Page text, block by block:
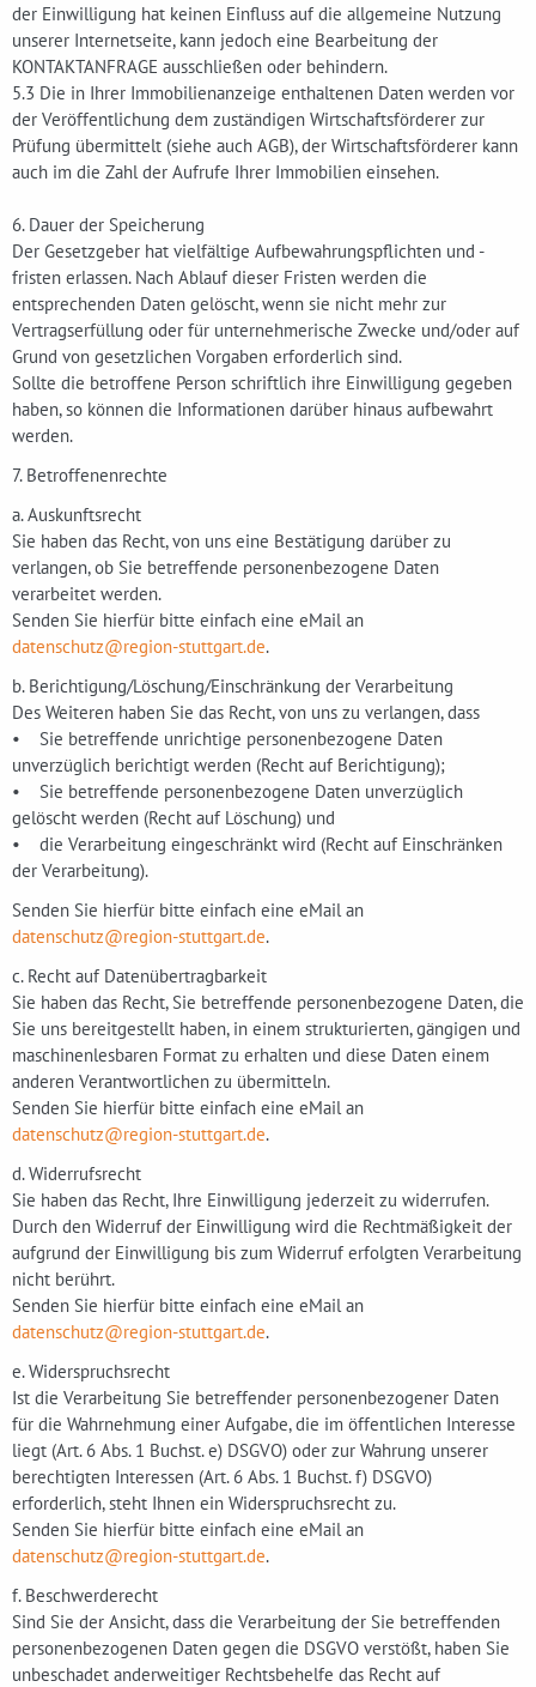
der Einwilligung hat keinen Einfluss auf die allgemeine Nutzung
unserer Internetseite, kann jedoch eine Bearbeitung der
KONTAKTANFRAGE ausschließen oder behindern.
5.3 Die in Ihrer Immobilienanzeige enthaltenen Daten werden vor
der Veröffentlichung dem zuständigen Wirtschaftsförderer zur
Prüfung übermittelt (siehe auch AGB), der Wirtschaftsförderer kann
auch im die Zahl der Aufrufe Ihrer Immobilien einsehen.
6. Dauer der Speicherung
Der Gesetzgeber hat vielfältige Aufbewahrungspflichten und -
fristen erlassen. Nach Ablauf dieser Fristen werden die
entsprechenden Daten gelöscht, wenn sie nicht mehr zur
Vertragserfüllung oder für unternehmerische Zwecke und/oder auf
Grund von gesetzlichen Vorgaben erforderlich sind.
Sollte die betroffene Person schriftlich ihre Einwilligung gegeben
haben, so können die Informationen darüber hinaus aufbewahrt
werden.
7. Betroffenenrechte
a. Auskunftsrecht
Sie haben das Recht, von uns eine Bestätigung darüber zu
verlangen, ob Sie betreffende personenbezogene Daten
verarbeitet werden.
Senden Sie hierfür bitte einfach eine eMail an
datenschutz@region-stuttgart.de.
b. Berichtigung/Löschung/Einschränkung der Verarbeitung
Des Weiteren haben Sie das Recht, von uns zu verlangen, dass
• Sie betreffende unrichtige personenbezogene Daten
unverzüglich berichtigt werden (Recht auf Berichtigung);
• Sie betreffende personenbezogene Daten unverzüglich
gelöscht werden (Recht auf Löschung) und
• die Verarbeitung eingeschränkt wird (Recht auf Einschränken
der Verarbeitung).
Senden Sie hierfür bitte einfach eine eMail an
datenschutz@region-stuttgart.de.
c. Recht auf Datenübertragbarkeit
Sie haben das Recht, Sie betreffende personenbezogene Daten, die
Sie uns bereitgestellt haben, in einem strukturierten, gängigen und
maschinenlesbaren Format zu erhalten und diese Daten einem
anderen Verantwortlichen zu übermitteln.
Senden Sie hierfür bitte einfach eine eMail an
datenschutz@region-stuttgart.de.
d. Widerrufsrecht
Sie haben das Recht, Ihre Einwilligung jederzeit zu widerrufen.
Durch den Widerruf der Einwilligung wird die Rechtmäßigkeit der
aufgrund der Einwilligung bis zum Widerruf erfolgten Verarbeitung
nicht berührt.
Senden Sie hierfür bitte einfach eine eMail an
datenschutz@region-stuttgart.de.
e. Widerspruchsrecht
Ist die Verarbeitung Sie betreffender personenbezogener Daten
für die Wahrnehmung einer Aufgabe, die im öffentlichen Interesse
liegt (Art. 6 Abs. 1 Buchst. e) DSGVO) oder zur Wahrung unserer
berechtigten Interessen (Art. 6 Abs. 1 Buchst. f) DSGVO)
erforderlich, steht Ihnen ein Widerspruchsrecht zu.
Senden Sie hierfür bitte einfach eine eMail an
datenschutz@region-stuttgart.de.
f. Beschwerderecht
Sind Sie der Ansicht, dass die Verarbeitung der Sie betreffenden
personenbezogenen Daten gegen die DSGVO verstößt, haben Sie
unbeschadet anderweitiger Rechtsbehelfe das Recht auf